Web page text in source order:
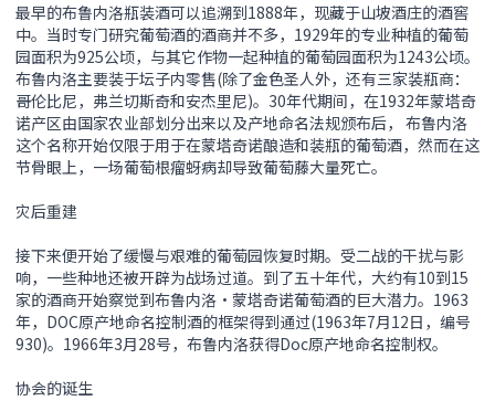
最早的布鲁内洛瓶装酒可以追溯到1888年，现藏于山坡酒庄的酒窖
中。当时专门研究葡萄酒的酒商并不多，1929年的专业种植的葡萄
园面积为925公顷，与其它作物一起种植的葡萄园面积为1243公顷。
布鲁内洛主要装于坛子内零售(除了金色圣人外，还有三家装瓶商：
哥伦比尼，弗兰切斯奇和安杰里尼)。30年代期间，在1932年蒙塔奇
诺产区由国家农业部划分出来以及产地命名法规颁布后， 布鲁内洛
这个名称开始仅限于用于在蒙塔奇诺酿造和装瓶的葡萄酒，然而在这
节骨眼上，一场葡萄根瘤蚜病却导致葡萄藤大量死亡。
灾后重建
接下来便开始了缓慢与艰难的葡萄园恢复时期。受二战的干扰与影
响，一些种地还被开辟为战场过道。到了五十年代，大约有10到15
家的酒商开始察觉到布鲁内洛•蒙塔奇诺葡萄酒的巨大潜力。1963
年，DOC原产地命名控制酒的框架得到通过(1963年7月12日，编号
930)。1966年3月28号，布鲁内洛获得Doc原产地命名控制权。
协会的诞生